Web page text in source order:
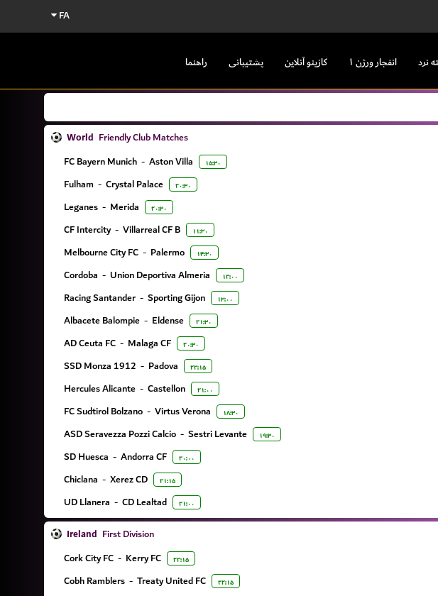
FA
نرد انفجار ورژن ۱ کازینو آنلاین پشتیبانی راهنما
World Friendly Club Matches
FC Bayern Munich - Aston Villa ۱۵:۳۰
Fulham - Crystal Palace ۲۰:۳۰
Leganes - Merida ۲۰:۳۰
CF Intercity - Villarreal CF B ۱۱:۳۰
Melbourne City FC - Palermo ۱۴:۳۰
Cordoba - Union Deportiva Almeria ۱۲:۰۰
Racing Santander - Sporting Gijon ۱۳:۰۰
Albacete Balompie - Eldense ۲۱:۳۰
AD Ceuta FC - Malaga CF ۲۰:۳۰
SSD Monza 1912 - Padova ۲۲:۱۵
Hercules Alicante - Castellon ۲۱:۰۰
FC Sudtirol Bolzano - Virtus Verona ۱۸:۳۰
ASD Seravezza Pozzi Calcio - Sestri Levante ۱۹:۳۰
SD Huesca - Andorra CF ۲۰:۰۰
Chiclana - Xerez CD ۲۱:۱۵
UD Llanera - CD Lealtad ۲۱:۰۰
Ireland First Division
Cork City FC - Kerry FC ۲۲:۱۵
Cobh Ramblers - Treaty United FC ۲۲:۱۵